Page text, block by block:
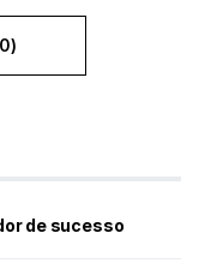
de sucesso